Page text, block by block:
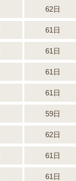
62日
61日
61日
61日
61日
59日
62日
61日
61日